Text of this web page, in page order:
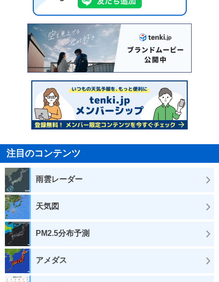
注目のコンテンツ
雨雲レーダー
天気図
PM2.5分布予測
アメダス